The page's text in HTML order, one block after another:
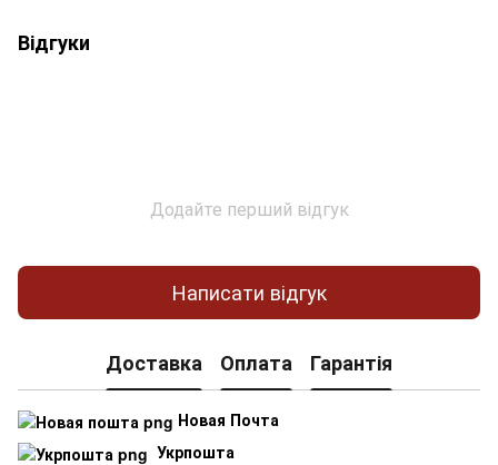
Відгуки
Додайте перший відгук
Написати відгук
Доставка Оплата Гарантія
Новая Почта
Укрпошта